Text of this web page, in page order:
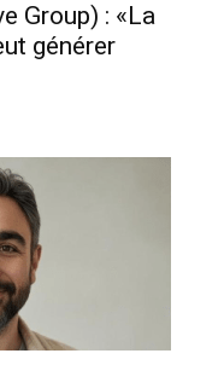
Group) : «La
générer